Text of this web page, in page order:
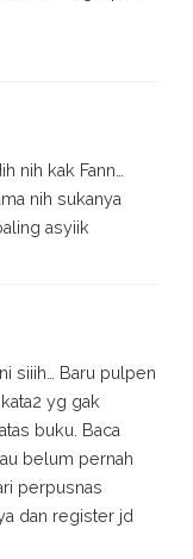
nih kak Fann…
nih sukanya
asyiik
siiih… Baru pulpen
yg gak
buku. Baca
belum pernah
perpusnas
dan register jd